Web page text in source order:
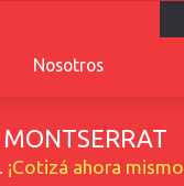
Nosotros
MONTSERRAT
¡Cotizá ahora